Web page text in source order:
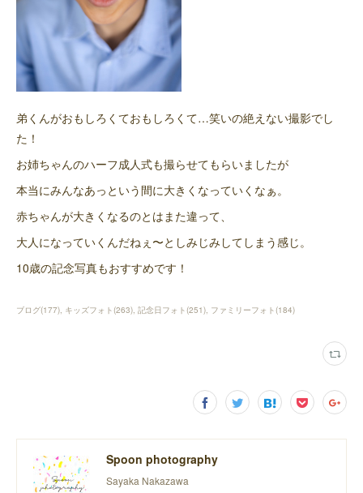
弟くんがおもしろくておもしろくて…笑いの絶えない撮影でし
た！
お姉ちゃんのハーフ成人式も撮らせてもらいましたが
本当にみんなあっという間に大きくなっていくなぁ。
赤ちゃんが大きくなるのとはまた違って、
大人になっていくんだねぇ〜としみじみしてしまう感じ。
10歳の記念写真もおすすめです！
ブログ(177) キッズフォト(263) 記念日フォト(251) ファミリーフォト(184)
Spoon photography
Sayaka Nakazawa